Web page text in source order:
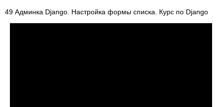
49 Админка Django. Настройка формы списка. Курс по Django